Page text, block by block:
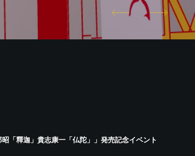
昭「釋迦」貴志康一「仏陀」」発売記念イベント